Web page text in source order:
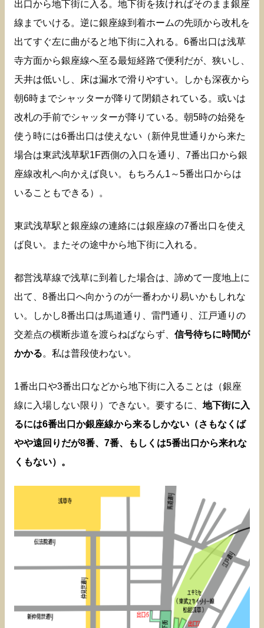
出口から地下街に入る。地下街を抜ければそのまま銀座
線までいける。逆に銀座線到着ホームの先頭から改札を
出てすぐ左に曲がると地下街に入れる。6番出口は浅草
寺方面から銀座線へ至る最短経路で便利だが、狭いし、
天井は低いし、床は漏水で滑りやすい。しかも深夜から
朝6時までシャッターが降りて閉鎖されている。或いは
改札の手前でシャッターが降りている。朝5時の始発を
使う時には6番出口は使えない（新仲見世通りから来た
場合は東武浅草駅1F西側の入口を通り、7番出口から銀
座線改札へ向かえば良い。もちろん1～5番出口からは
いることもできる）。
東武浅草駅と銀座線の連絡には銀座線の7番出口を使え
ば良い。またその途中から地下街に入れる。
都営浅草線で浅草に到着した場合は、諦めて一度地上に
出て、8番出口へ向かうのが一番わかり易いかもしれな
い。しかし8番出口は馬道通り、雷門通り、江戸通りの
交差点の横断歩道を渡らねばならず、 信号待ちに時間が
かかる。私は普段使わない。
1番出口や3番出口などから地下街に入ることは（銀座
線に入場しない限り）できない。要するに、 地下街に入
るには6番出口か銀座線から来るしかない（さもなくば
やや遠回りだが8番、7番、もしくは5番出口から来れな
くもない）。